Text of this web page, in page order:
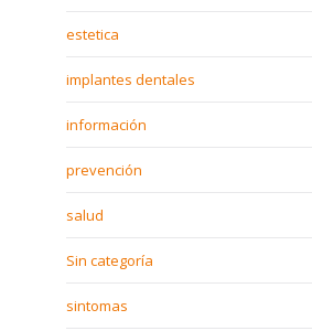
estetica
implantes dentales
información
prevención
salud
Sin categoría
sintomas